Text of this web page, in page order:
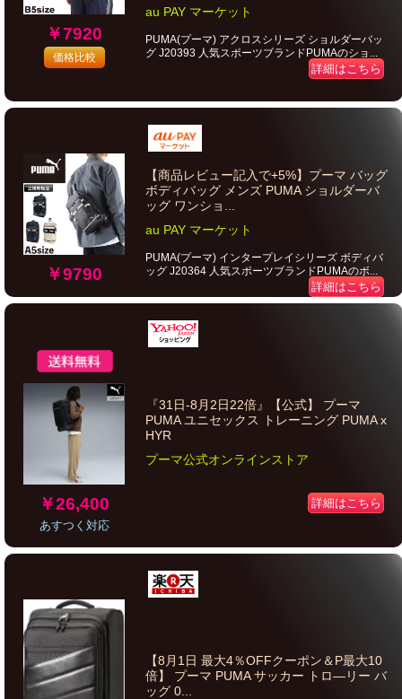
￥7920
価格比較
au PAY マーケット
PUMA(プーマ) アクロスシリーズ ショルダーバッ
グ J20393 人気スポーツブランドPUMAのショ...
詳細はこちら
￥9790
【商品レビュー記入で+5%】プーマ バッグ
ボディバッグ メンズ PUMA ショルダーバ
ッグ ワンショ...
au PAY マーケット
PUMA(プーマ) インタープレイシリーズ ボディバ
ッグ J20364 人気スポーツブランドPUMAのボ...
詳細はこちら
￥26,400
あすつく対応
『31日‐8月2日22倍』【公式】 プーマ
PUMA ユニセックス トレーニング PUMA x
HYR
プーマ公式オンラインストア
詳細はこちら
【8月1日 最大4％OFFクーポン＆P最大10
倍】 プーマ PUMA サッカー トロ―リー バ
ッグ 0...